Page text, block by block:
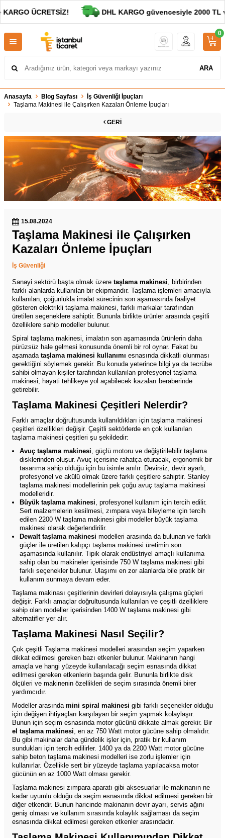
ÜCRETSİZ! DHL KARGO güvencesiyle 2000 TL ve
ARA
0
Anasayfa Blog Sayfası
İş Güvenliği İpuçları
Taşlama Makinesi ile Çalışırken Kazaları Önleme İpuçları
GERI
15.08.2024
Taşlama Makinesi ile Çalışırken
Kazaları Önleme İpuçları
İş Güvenliği
Sanayi sektörü başta olmak üzere taşlama makinesi, birbirinden
farklı alanlarda kullanılan bir ekipmandır. Taşlama işlemleri amacıyla
kullanılan, çoğunlukla imalat sürecinin son aşamasında faaliyet
gösteren elektrikli taşlama makinesi, farklı markalar tarafından
üretilen seçeneklere sahiptir. Bununla birlikte ürünler arasında çeşitli
özelliklere sahip modeller bulunur.
Spiral taşlama makinesi, imalatın son aşamasında ürünlerin daha
pürüzsüz hale gelmesi konusunda önemli bir rol oynar. Fakat bu
aşamada taşlama makinesi kullanımı esnasında dikkatli olunması
gerektiğini söylemek gerekir. Bu konuda yeterince bilgi ya da tecrübe
sahibi olmayan kişiler tarafından kullanılan profesyonel taşlama
makinesi, hayati tehlikeye yol açabilecek kazaları beraberinde
getirebilir.
Taşlama Makinesi Çeşitleri Nelerdir?
Farklı amaçlar doğrultusunda kullanıldıkları için taşlama makinesi
çeşitleri özellikleri değişir. Çeşitli sektörlerde en çok kullanılan
taşlama makinesi çeşitleri şu şekildedir:
Avuç taşlama makinesi, güçlü motoru ve değiştirilebilir taşlama
disklerinden oluşur. Avuç içerisine rahatça oturacak, ergonomik bir
tasarıma sahip olduğu için bu isimle anılır. Devirsiz, devir ayarlı,
profesyonel ve akülü olmak üzere farklı çeşitlere sahiptir. Stanley
taşlama makinesi modellerinin pek çoğu avuç taşlama makinesi
modelleridir.
Büyük taşlama makinesi, profesyonel kullanım için tercih edilir.
Sert malzemelerin kesilmesi, zımpara veya bileyleme için tercih
edilen 2200 W taşlama makinesi gibi modeller büyük taşlama
makinesi olarak değerlendirilir.
Dewalt taşlama makinesi modelleri arasında da bulunan ve farklı
güçler ile üretilen kalıpçı taşlama makinesi üretimin son
aşamasında kullanılır. Tipik olarak endüstriyel amaçlı kullanıma
sahip olan bu makineler içerisinde 750 W taşlama makinesi gibi
farklı seçenekler bulunur. Ulaşımı en zor alanlarda bile pratik bir
kullanım sunmaya devam eder.
Taşlama makinası çeşitlerinin devirleri dolayısıyla çalışma güçleri
değişir. Farklı amaçlar doğrultusunda kullanılan ve çeşitli özelliklere
sahip olan modeller içerisinden 1400 W taşlama makinesi gibi
alternatifler yer alır.
Taşlama Makinesi Nasıl Seçilir?
Çok çeşitli Taşlama makinesi modelleri arasından seçim yaparken
dikkat edilmesi gereken bazı etkenler bulunur. Makinanın hangi
amaçla ve hangi yüzeyde kullanılacağı seçim esnasında dikkat
edilmesi gereken etkenlerin başında gelir. Bununla birlikte disk
ölçüleri ve makinenin özellikleri de seçim sırasında önemli birer
yardımcıdır.
Modeller arasında mini spiral makinesi gibi farklı seçenekler olduğu
için değişen ihtiyaçları karşılayan bir seçim yapmak kolaylaşır.
Bunun için seçim esnasında motor gücünü dikkate almak gerekir. Bir
el taşlama makinesi, en az 750 Watt motor gücüne sahip olmalıdır.
Bu gibi makinalar daha gündelik işler için, pratik bir kullanım
sundukları için tercih edilirler. 1400 ya da 2200 Watt motor gücüne
sahip beton taşlama makinesi modelleri ise zorlu işlemler için
kullanırlar. Özellikle sert bir yüzeyde taşlama yapılacaksa motor
gücünün en az 1000 Watt olması gerekir.
Taşlama makinesi zımpara aparatı gibi aksesuarlar ile makinanın ne
kadar uyumlu olduğu da seçim esnasında dikkat edilmesi gereken bir
diğer etkendir. Bunun haricinde makinanın devir ayarı, servis ağını
geniş olması ve kullanım sırasında kolaylık sağlaması da seçim
esnasında dikkat edilmesi gereken etkenler arasındadır.